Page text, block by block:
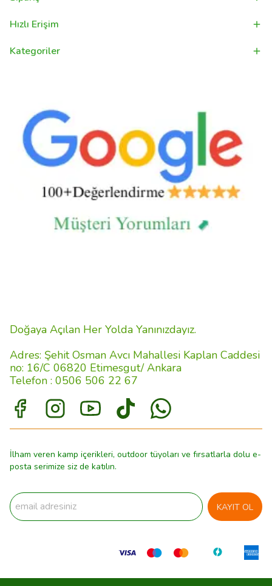
Hızlı Erişim
Kategoriler
Doğaya Açılan Her Yolda Yanınızdayız.
Adres: Şehit Osman Avcı Mahallesi Kaplan Caddesi
no: 16/C 06820 Etimesgut/ Ankara
Telefon : 0506 506 22 67
İlham veren kamp içerikleri, outdoor tüyoları ve fırsatlarla dolu e-
posta serimize siz de katılın.
KAYIT OL